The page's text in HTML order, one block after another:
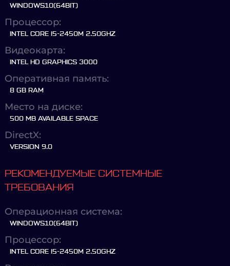
WINDOWS10(64BIT)
Процессор:
INTEL CORE I5-2450M 2.50GHZ
Видеокарта:
INTEL HD GRAPHICS 3000
Оперативная память:
8 GB RAM
Место на диске:
500 MB AVAILABLE SPACE
DirectX:
VERSION 9.0
РЕКОМЕНДУЕМЫЕ СИСТЕМНЫЕ
ТРЕБОВАНИЯ
Операционная система:
WINDOWS10(64BIT)
Процессор:
INTEL CORE I5-2450M 2.50GHZ